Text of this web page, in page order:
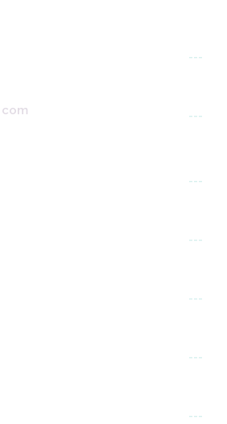
---
---
---
---
---
---
---